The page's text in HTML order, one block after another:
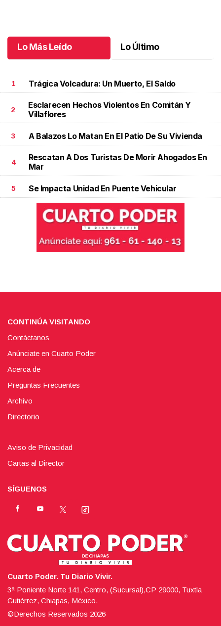
Lo Más Leído Lo Último
1 Trágica Volcadura: Un Muerto, El Saldo
2
Esclarecen Hechos Violentos En Comitán Y
Villaflores
3 A Balazos Lo Matan En El Patio De Su Vivienda
4
Rescatan A Dos Turistas De Morir Ahogados En
Mar
5 Se Impacta Unidad En Puente Vehicular
CONTINÚA VISITANDO
Contáctanos
Anúnciate en Cuarto Poder
Acerca de
Preguntas Frecuentes
Archivo
Directorio
Aviso de Privacidad
Cartas al Director
SÍGUENOS
Cuarto Poder. Tu Diario Vivir.
3ª Poniente Norte 141, Centro, (Sucursal),CP 29000, Tuxtla
Gutiérrez, Chiapas, México.
©Derechos Reservados 2026